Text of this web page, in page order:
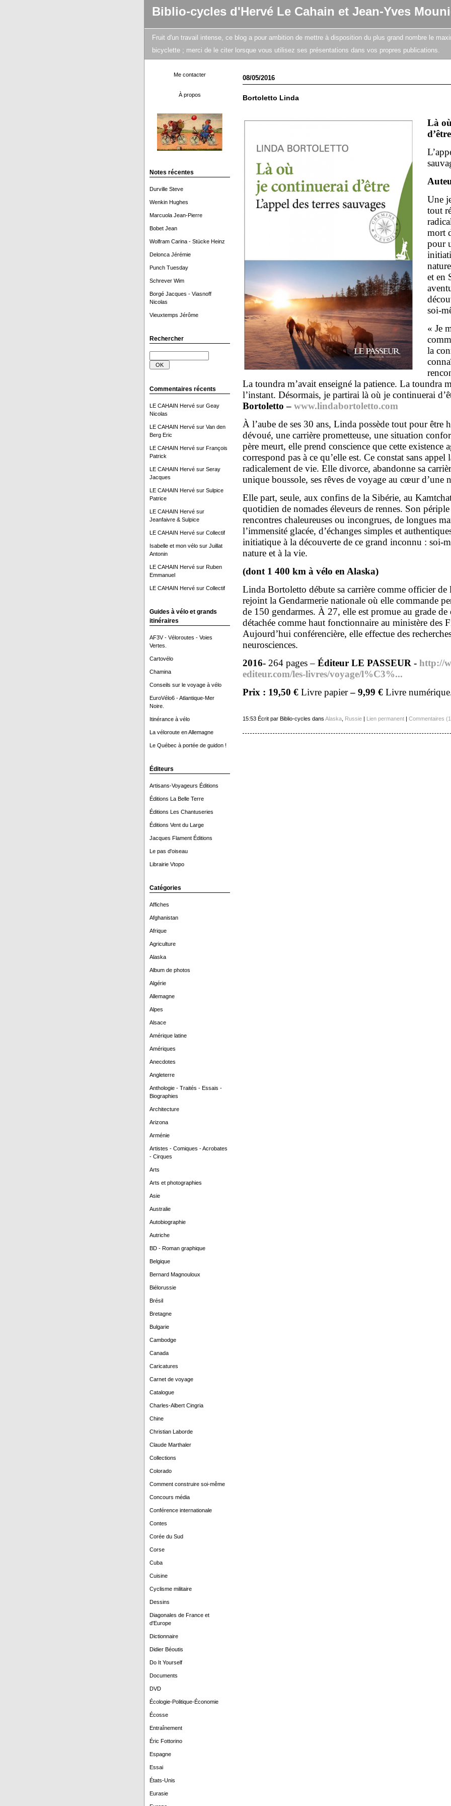
Biblio-cycles d'Hervé Le Cahain et Jean-Yves
Fruit d'un travail intense, ce blog a pour ambition de mettre à disposition du plus grand nombre le
bicyclette ; merci de le citer lorsque vous utilisez ses présentations dans vos propres publications.
Me contacter
À propos
Notes récentes
Durville Steve
Wenkin Hughes
Marcuola Jean-Pierre
Bobet Jean
Wolfram Carina - Stücke Heinz
Delonca Jérémie
Punch Tuesday
Schrever Wim
Borgé Jacques - Viasnoff
Nicolas
Vieuxtemps Jérôme
Rechercher
Commentaires récents
LE CAHAIN Hervésur Geay
Nicolas
LE CAHAIN Hervésur Van den
Berg Eric
LE CAHAIN Hervésur François
Patrick
LE CAHAIN Hervésur Seray
Jacques
LE CAHAIN Hervésur Sulpice
Patrice
LE CAHAIN Hervésur
Jeanfaivre & Sulpice
LE CAHAIN Hervésur Collectif
Isabelle et mon vélosur Juillat
Antonin
LE CAHAIN Hervésur Ruben
Emmanuel
LE CAHAIN Hervésur Collectif
Guides à vélo et grands
itinéraires
AF3V - Véloroutes - Voies
Vertes.
Cartovélo
Chamina
Conseils sur le voyage à vélo
EuroVélo6 - Atlantique-Mer
Noire.
Itinérance à vélo
La véloroute en Allemagne
Le Québec à portée de guidon !
Éditeurs
Artisans-Voyageurs Éditions
Éditions La Belle Terre
Éditions Les Chantuseries
Éditions Vent du Large
Jacques Flament Éditions
Le pas d'oiseau
Librairie Vtopo
Catégories
Affiches
Afghanistan
Afrique
Agriculture
Alaska
Album de photos
Algérie
Allemagne
Alpes
Alsace
Amérique latine
Amériques
Anecdotes
Angleterre
Anthologie - Traités - Essais -
Biographies
Architecture
Arizona
Arménie
Artistes - Comiques - Acrobates
- Cirques
Arts
Arts et photographies
Asie
Australie
Autobiographie
Autriche
BD - Roman graphique
Belgique
Bernard Magnouloux
Biélorussie
Brésil
Bretagne
Bulgarie
Cambodge
Canada
Caricatures
Carnet de voyage
Catalogue
Charles-Albert Cingria
Chine
Christian Laborde
Claude Marthaler
Collections
Colorado
Comment construire soi-même
Concours média
Conférence internationale
Contes
Corée du Sud
Corse
Cuba
Cuisine
Cyclisme militaire
Dessins
Diagonales de France et
d'Europe
Dictionnaire
Didier Béoutis
Do It Yourself
Documents
DVD
Écologie-Politique-Économie
Écosse
Entraînement
Éric Fottorino
Espagne
Essai
États-Unis
Eurasie
08/05/2016
Bortoletto Linda
Là
d’être
Une
tout
mort
pour
et en
soi-
« Je
la
La toundra m’avait enseigné la patience. La toundra
l’instant. Désormais, je partirai là où je continuerai
Bortoletto – www.lindabortoletto.com
À l’aube de ses 30 ans, Linda possède tout pour être
dévoué, une carrière prometteuse, une situation
père meurt, elle prend conscience que cette existence
correspond pas à ce qu’elle est. Ce constat sans appel
radicalement de vie. Elle divorce, abandonne sa
unique boussole, ses rêves de voyage au cœur d’une
Elle part, seule, aux confins de la Sibérie, au
quotidien de nomades éleveurs de rennes. Son
rencontres chaleureuses ou incongrues, de longues
l’immensité glacée, d’échanges simples et
initiatique à la découverte de ce grand inconnu : soi-
nature et à la vie.
(dont 1 400 km à vélo en Alaska)
Linda Bortoletto débute sa carrière comme officier de
rejoint la Gendarmerie nationale où elle commande
de 150 gendarmes. À 27, elle est promue au grade de
détachée comme haut fonctionnaire au ministère des
Aujourd’hui conférencière, elle effectue des
neurosciences.
2016- 264 pages – Éditeur LE PASSEUR - http://
editeur.com/les-livres/voyage/l%C3%...
Prix : 19,50 € Livre papier– 9,99 € Livre
15:53 Écrit par Biblio-cycles dans Alaska, Russie| Lien permanent| Commentaires